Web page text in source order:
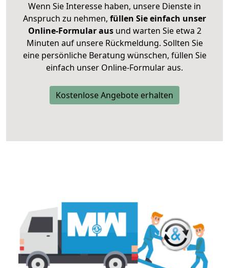
Wenn Sie Interesse haben, unsere Dienste in
Anspruch zu nehmen, füllen Sie einfach unser
Online-Formular ausund warten Sie etwa 2
Minuten auf unsere Rückmeldung. Sollten Sie
eine persönliche Beratung wünschen, füllen Sie
einfach unser Online-Formular aus.
Kostenlose Angebote erhalten